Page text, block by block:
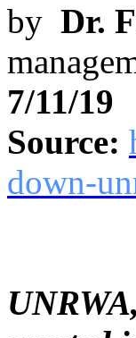
by Dr.
7/11/19
Source:
down-